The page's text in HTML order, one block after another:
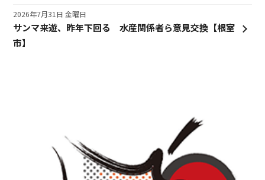
サンマ来遊、昨年下回る 水産関係者ら意見交換【根室
市】
2026年7月31日 金曜日